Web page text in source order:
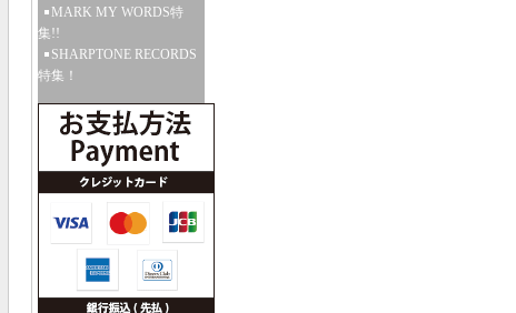
MARK MY WORDS特
集!!
SHARPTONE RECORDS
特集！